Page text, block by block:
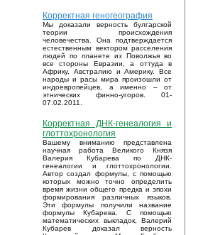
Корректная геногеография
Мы доказали верность булгарской
теории происхождения
человечества. Она подтверждается
естественным вектором расселения
людей по планете из Поволжья во
все стороны Евразии, а оттуда в
Африку, Австралию и Америку. Все
народы и расы мира произошли от
индоевропейцев, а именно – от
этнических финно-угоров. 01-
07.02.2011.
Корректная ДНК-генеалогия и
глоттохронология
Вашему вниманию представлена
научная работа Великого Князя
Валерия Кубарева по ДНК-
генеалогии и глоттохронологии.
Автор создал формулы, с помощью
которых можно точно определить
время жизни общего предка и эпохи
формирования различных языков.
Эти формулы получили название
формулы Кубарева. С помощью
математических выкладок, Валерий
Кубарев доказал верность